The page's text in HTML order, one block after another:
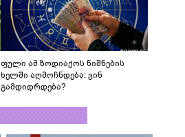
ფული ამ ზოდიაქოს ნიშნების
ხელში აღმოჩნდება: ვინ
გამდიდრდება?